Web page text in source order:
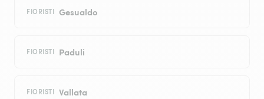
FIORISTI Gesualdo
FIORISTI Paduli
FIORISTI Vallata